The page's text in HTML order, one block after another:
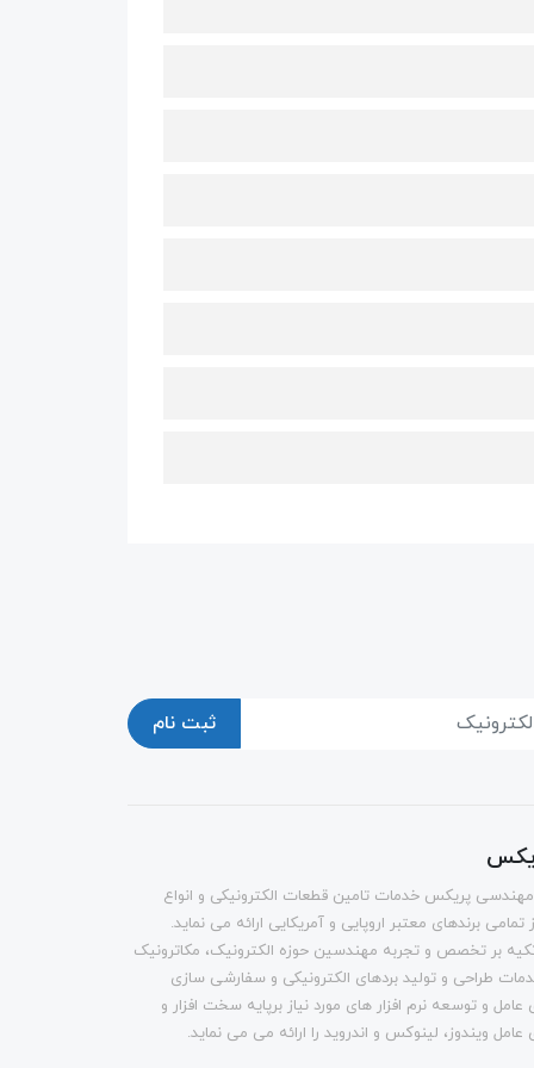
ثبت نام
پریکس خدمات تامین قطعات الکترونیکی و انواع
تمامی برندهای معتبر اروپایی و آمریکایی ارائه می نماید.
بر تخصص و تجربه مهندسین حوزه الکترونیک، مکاترونیک
طراحی و تولید بردهای الکترونیکی و سفارشی سازی
و توسعه نرم افزار های مورد نیاز برپایه سخت افزار و
ویندوز، لینوکس و اندروید را ارائه می می نماید.